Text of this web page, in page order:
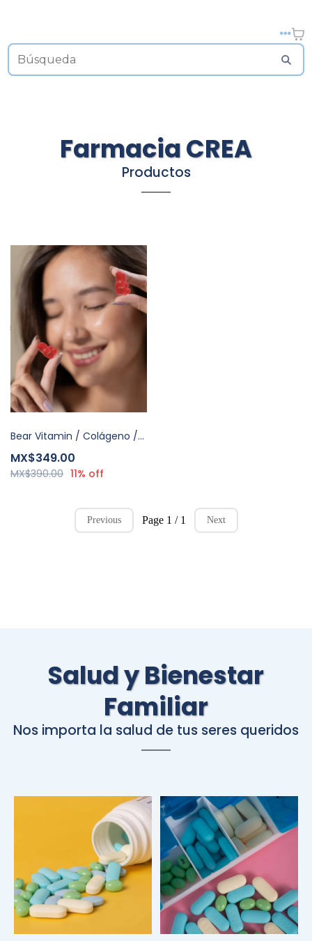
Farmacia CREA
Productos
Bear Vitamin / Colágeno / Biotina / 90 gomitas
MX$349.00
MX$390.00 11% off
Previous Page 1 / 1 Next
Salud y Bienestar
Familiar
Nos importa la salud de tus seres queridos